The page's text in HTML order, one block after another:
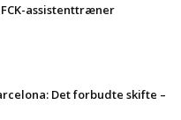
assistenttræner
Det forbudte skifte –